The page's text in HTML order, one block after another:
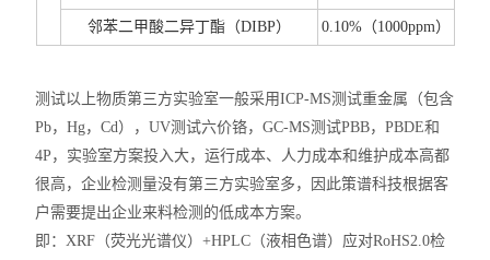
邻苯二甲酸二异丁酯（DIBP） 0.10%（1000ppm）
测试以上物质第三方实验室一般采用ICP-MS测试重金属（包含
Pb，Hg，Cd），UV测试六价铬，GC-MS测试PBB，PBDE和
4P，实验室方案投入大，运行成本、人力成本和维护成本高都
很高，企业检测量没有第三方实验室多，因此策谱科技根据客
户需要提出企业来料检测的低成本方案。
即：XRF（荧光光谱仪）+HPLC（液相色谱）应对RoHS2.0检